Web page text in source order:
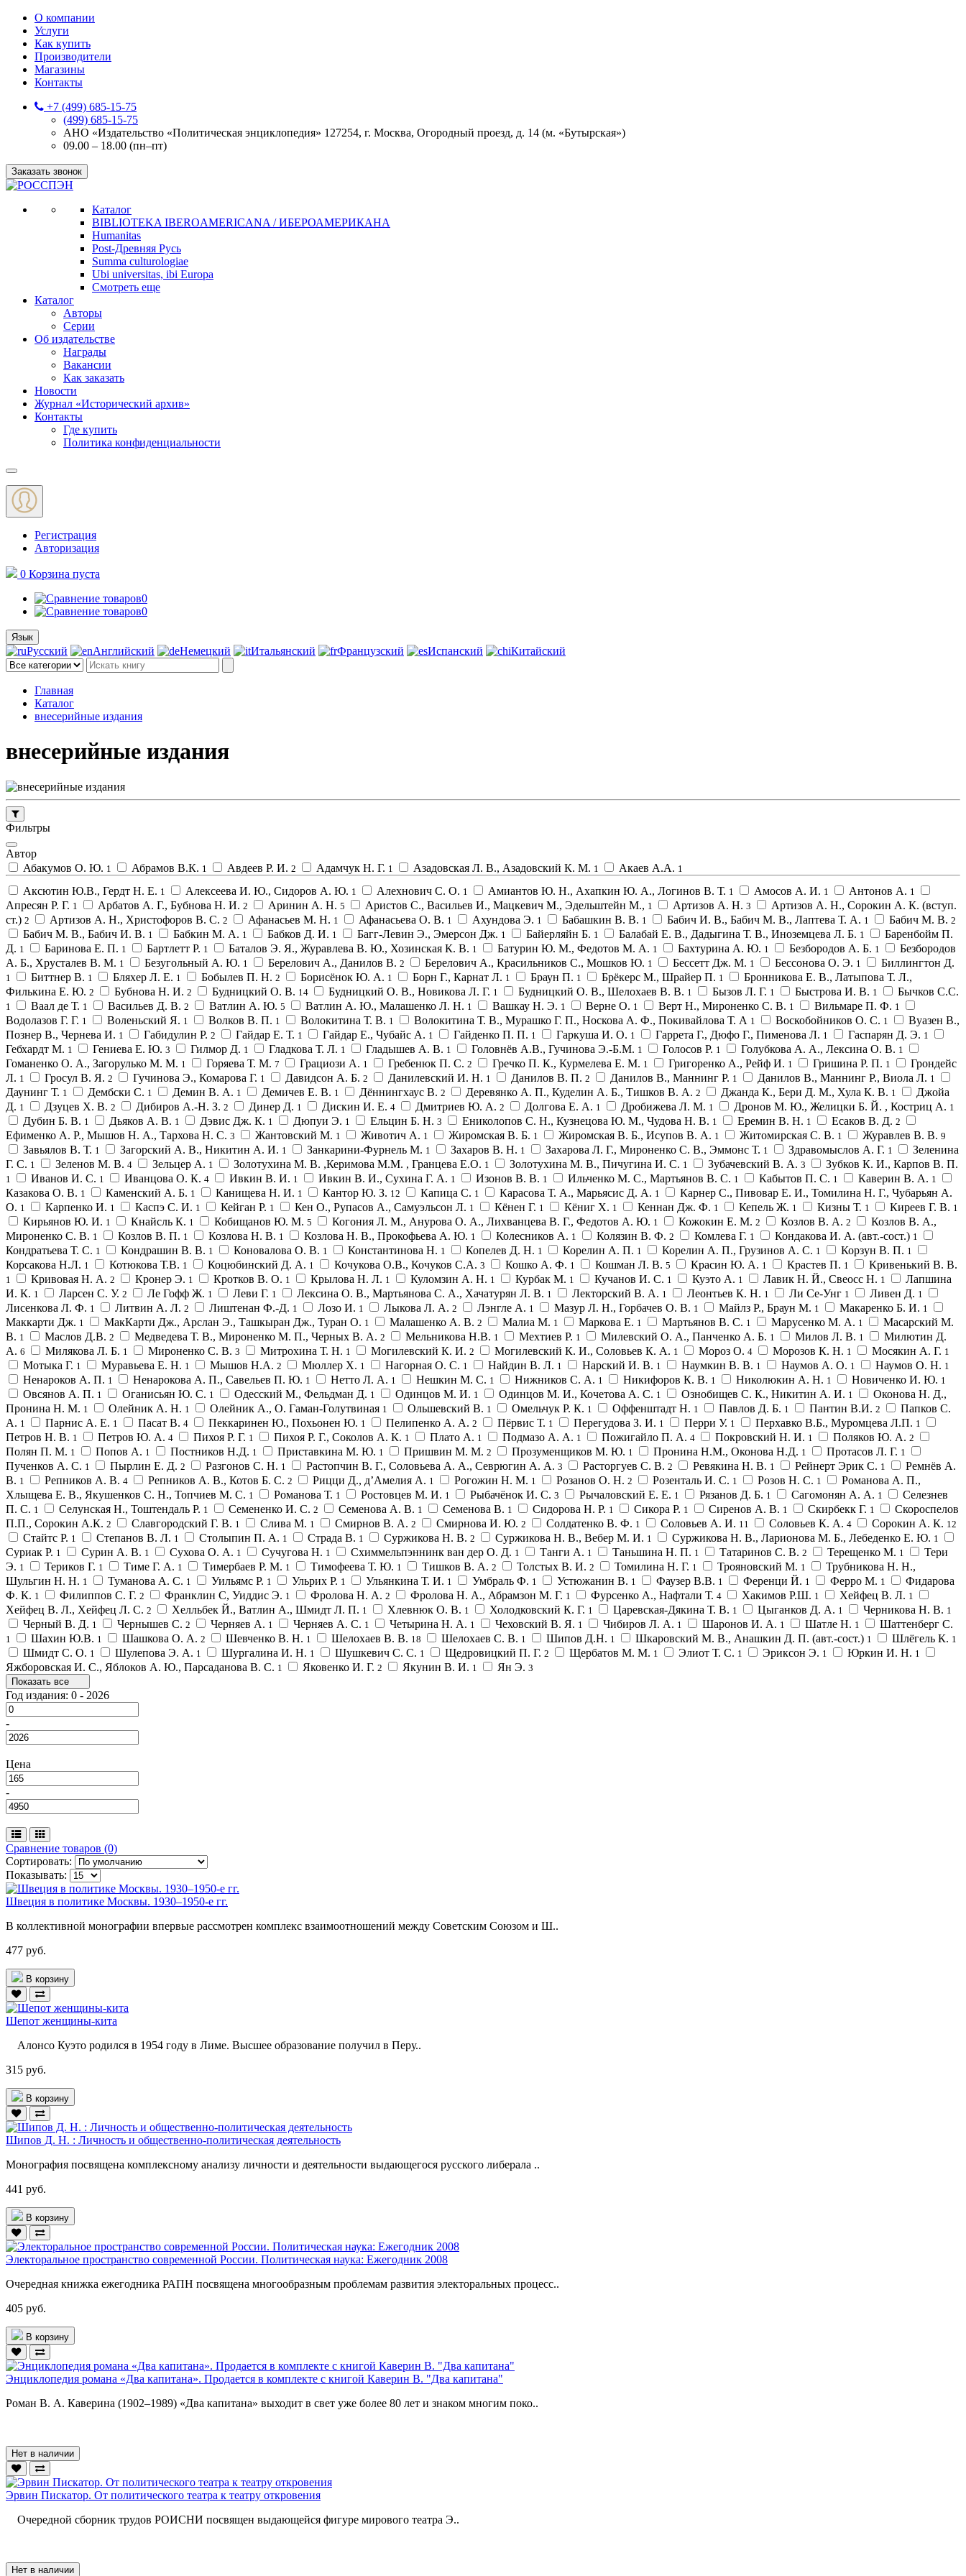
О компании
Услуги
Как купить
Производители
Магазины
Контакты
+7 (499) 685-15-75
(499) 685-15-75
АНО «Издательство «Политическая энциклопедия» 127254, г. Москва, Огородный проезд, д. 14 (м. «Бутырская»)
09.00 – 18.00 (пн–пт)
Заказать звонок
Каталог
BIBLIOTEKA IBEROAMERICANA / ИБЕРОАМЕРИКАНА
Humanitas
Post-Древняя Русь
Summa culturologiae
Ubi universitas, ibi Europa
Смотреть еще
Каталог
Авторы
Серии
Об издательстве
Награды
Вакансии
Как заказать
Новости
Журнал «Исторический архив»‎
Контакты
Где купить
Политика конфиденциальности
Меню
Регистрация
Авторизация
0 Корзина пуста
0
0
Язык
Русский Английский Немецкий Итальянский Французский Испанский Китайский
Главная
Каталог
внесерийные издания
внесерийные издания
Фильтры
Автор
Абакумов О. Ю. 1 Абрамов В.К. 1 Авдеев Р. И. 2 Адамчук Н. Г. 1 Азадовская Л. В., Азадовский К. М. 1 Акаев А.А. 1
Аксютин Ю.В., Гердт Н. Е. 1 Алексеева И. Ю., Сидоров А. Ю. 1 Алехнович С. О. 1 Амиантов Ю. Н., Ахапкин Ю. А., Логинов В. Т. 1 Амосов А. И. 1 Антонов А. 1
Апресян Р. Г. 1 Арбатов А. Г., Бубнова Н. И. 2 Аринин А. Н. 5 Аристов С., Васильев И., Мацкевич М., Эдельштейн М., 1 Артизов А. Н. 3
Артизов А. Н., Сорокин А. К. (вступ.
ст.) 2 Артизов А. Н., Христофоров В. С. 2 Афанасьев М. Н. 1 Афанасьева О. В. 1 Ахундова Э. 1 Бабашкин В. В. 1 Бабич И. В., Бабич М. В., Лаптева Т. А. 1 Бабич М. В. 2
Бабич М. В., Бабич И. В. 1 Бабкин М. А. 1 Бабков Д. И. 1 Багг-Левин Э., Эмерсон Дж. 1 Байерляйн Б. 1 Балабай Е. В., Дадыгина Т. В., Иноземцева Л. Б. 1
Баренбойм П.
Д. 1 Баринова Е. П. 1 Бартлетт Р. 1 Баталов Э. Я., Журавлева В. Ю., Хозинская К. В. 1 Батурин Ю. М., Федотов М. А. 1 Бахтурина А. Ю. 1 Безбородов А. Б. 1
Безбородов
А. Б., Хрусталев В. М. 1 Безугольный А. Ю. 1 Берелович А., Данилов В. 2 Берелович А., Красильников С., Мошков Ю. 1 Бессетт Дж. М. 1 Бессонова О. Э. 1 Биллингтон Д.
1 Биттнер В. 1 Бляхер Л. Е. 1 Бобылев П. Н. 2 Борисёнок Ю. А. 1 Борн Г., Карнат Л. 1 Браун П. 1 Брёкерс М., Шрайер П. 1
Бронникова Е. В., Латыпова Т. Л.,
Филькина Е. Ю. 2 Бубнова Н. И. 2 Будницкий О. В. 14 Будницкий О. В., Новикова Л. Г. 1 Будницкий О. В., Шелохаев В. В. 1 Бызов Л. Г. 1 Быстрова И. В. 1 Бычков С.С.
1 Ваал де Т. 1 Васильев Д. В. 2 Ватлин А. Ю. 5 Ватлин А. Ю., Малашенко Л. Н. 1 Вашкау Н. Э. 1 Верне О. 1 Верт Н., Мироненко С. В. 1 Вильмаре П. Ф. 1
Водолазов Г. Г. 1 Воленьский Я. 1 Волков В. П. 1 Волокитина Т. В. 1 Волокитина Т. В., Мурашко Г. П., Носкова А. Ф., Покивайлова Т. А 1 Воскобойников О. С. 1
Вуазен В.,
Познер В., Чернева И. 1 Габидулин Р. 2 Гайдар Е. Т. 1 Гайдар Е., Чубайс А. 1 Гайденко П. П. 1 Гаркуша И. О. 1 Гаррета Г., Дюфо Г., Пименова Л. 1 Гаспарян Д. Э. 1
Гебхардт М. 1 Гениева Е. Ю. 3 Гилмор Д. 1 Гладкова Т. Л. 1 Гладышев А. В. 1 Головнёв А.В., Гучинова Э.-Б.М. 1 Голосов Р. 1 Голубкова А. А., Лексина О. В. 1
Гоманенко О. А., Загорулько М. М. 1 Горяева Т. М. 7 Грациози А. 1 Гребенюк П. C. 2 Гречко П. К., Курмелева Е. М. 1 Григоренко А., Рейф И. 1 Гришина Р. П. 1
Грондейс
Л. 1 Гросул В. Я. 2 Гучинова Э., Комарова Г. 1 Давидсон А. Б. 2 Данилевский И. Н. 1 Данилов В. П. 2 Данилов В., Маннинг Р. 1 Данилов В., Маннинг Р., Виола Л. 1
Даунинг Т. 1 Дембски С. 1 Демин В. А. 1 Демичев Е. В. 1 Дённингхаус В. 2 Деревянко А. П., Куделин А. Б., Тишков В. А. 2 Джанда К., Бери Д. М., Хула К. В. 1
Джойа
Д. 1 Дзуцев X. В. 2 Дибиров А.-Н. З. 2 Динер Д. 1 Дискин И. Е. 4 Дмитриев Ю. А. 2 Долгова Е. А. 1 Дробижева Л. М. 1 Дронов М. Ю., Желицки Б. Й. , Костриц А. 1
Дубин Б. В. 1 Дьяков А. В. 1 Дэвис Дж. К. 1 Дюпуи Э. 1 Ельцин Б. Н. 3 Ениколопов С. Н., Кузнецова Ю. М., Чудова Н. В. 1 Еремин В. Н. 1 Есаков В. Д. 2
Ефименко А. Р., Мышов Н. А., Тархова Н. С. 3 Жантовский М. 1 Животич А. 1 Жиромская В. Б. 1 Жиромская В. Б., Исупов В. А. 1 Житомирская С. В. 1 Журавлев В. В. 9
Завьялов В. Т. 1 Загорский А. В., Никитин А. И. 1 Занкарини-Фурнель М. 1 Захаров В. Н. 1 Захарова Л. Г., Мироненко С. В., Эммонс Т. 1 Здравомыслов А. Г. 1
Зеленина
Г. С. 1 Зеленов М. В. 4 Зельцер А. 1 Золотухина М. В. ,Керимова М.М. , Гранцева Е.О. 1 Золотухина М. В., Пичугина И. С. 1 Зубачевский В. А. 3 Зубков К. И., Карпов В. П.
1 Иванов И. С. 1 Иванцова О. К. 4 Ивкин В. И. 1 Ивкин В. И., Сухина Г. А. 1 Изонов В. В. 1 Ильченко М. С., Мартьянов В. С. 1 Кабытов П. С. 1 Каверин В. А. 1
Казакова О. В. 1 Каменский А. Б. 1 Канищева Н. И. 1 Кантор Ю. З. 12 Капица С. 1 Карасова Т. А., Марьясис Д. А. 1
Карнер С., Пивовар Е. И., Томилина Н. Г., Чубарьян А.
О. 1 Карпенко И. 1 Каспэ С. И. 1 Кейган Р. 1 Кен О., Рупасов А., Самуэльсон Л. 1 Кёнен Г. 1 Кёниг Х. 1 Кеннан Дж. Ф. 1 Кепель Ж. 1 Кизны Т. 1 Киреев Г. В. 1
Кирьянов Ю. И. 1 Кнайсль К. 1 Кобищанов Ю. М. 5 Когония Л. М., Анурова О. А., Лихванцева В. Г., Федотов А. Ю. 1 Кожокин Е. М. 2 Козлов В. А. 2
Козлов В. А.,
Мироненко С. В. 1 Козлов В. П. 1 Козлова Н. В. 1 Козлова Н. В., Прокофьева А. Ю. 1 Колесников А. 1 Колязин В. Ф. 2 Комлева Г. 1 Кондакова И. А. (авт.-сост.) 1
Кондратьева Т. С. 1 Кондрашин В. В. 1 Коновалова О. В. 1 Константинова Н. 1 Копелев Д. Н. 1 Корелин А. П. 1 Корелин А. П., Грузинов А. С. 1 Корзун В. П. 1
Корсакова Н.Л. 1 Котюкова Т.В. 1 Коцюбинский Д. А. 1 Кочукова О.В., Кочуков С.А. 3 Кошко А. Ф. 1 Кошман Л. В. 5 Красин Ю. А. 1 Крастев П. 1 Кривенький В. В.
1 Кривовая Н. А. 2 Кронер Э. 1 Кротков В. О. 1 Крылова Н. Л. 1 Куломзин А. Н. 1 Курбак М. 1 Кучанов И. С. 1 Куэто А. 1 Лавик Н. Й., Свеосс Н. 1
Лапшина
И. К. 1 Ларсен С. У. 2 Ле Гофф Ж. 1 Леви Г. 1 Лексина О. В., Мартьянова С. А., Ха­чатурян Л. В. 1 Лекторский В. А. 1 Леонтьев К. Н. 1 Ли Се-Унг 1 Ливен Д. 1
Лисенкова Л. Ф. 1 Литвин А. Л. 2 Лиштенан Ф.-Д. 1 Лозо И. 1 Лыкова Л. А. 2 Лэнгле А. 1 Мазур Л. Н., Горбачев О. В. 1 Майлз Р., Браун М. 1 Макаренко Б. И. 1
Маккарти Дж. 1 МакКарти Дж., Арслан Э., Ташкыран Дж., Туран О. 1 Малашенко А. В. 2 Малиа М. 1 Маркова Е. 1 Мартьянов В. С. 1 Марусенко М. А. 1
Масарский М.
В. 1 Маслов Д.В. 2 Медведева Т. В., Мироненко М. П., Черных В. А. 2 Мельникова Н.В. 1 Мехтиев Р. 1 Милевский О. А., Панченко А. Б. 1 Милов Л. В. 1
Милютин Д.
А. 6 Милякова Л. Б. 1 Мироненко С. В. 3 Митрохина Т. Н. 1 Могилевский К. И. 2 Могилевский К. И., Соловьев К. А. 1 Мороз О. 4 Морозов К. Н. 1 Мосякин А. Г. 1
Мотыка Г. 1 Муравьева Е. Н. 1 Мышов Н.А. 2 Мюллер Х. 1 Нагорная О. С. 1 Найдин В. Л. 1 Нарский И. В. 1 Наумкин В. В. 1 Наумов А. О. 1 Наумов О. Н. 1
Ненароков А. П. 1 Ненарокова А. П., Савельев П. Ю. 1 Нетто Л. А. 1 Нешкин М. С. 1 Нижников С. А. 1 Никифоров К. В. 1 Николюкин А. Н. 1 Новиченко И. Ю. 1
Овсянов А. П. 1 Оганисьян Ю. С. 1 Одесский М., Фельдман Д. 1 Одинцов М. И. 1 Одинцов М. И., Кочетова А. С. 1 Ознобищев С. К., Никитин А. И. 1
Оконова Н. Д.,
Пронина Н. М. 1 Олейник А. Н. 1 Олейник А., О. Гаман-Голутвиная 1 Ольшевский В. 1 Омельчук Р. К. 1 Оффенштадт Н. 1 Павлов Д. Б. 1 Пантин В.И. 2
Папков С.
А. 1 Парнис А. Е. 1 Пасат В. 4 Пеккаринен Ю., Похьонен Ю. 1 Пелипенко А. А. 2 Пёрвис Т. 1 Перегудова З. И. 1 Перри У. 1 Перхавко В.Б., Муромцева Л.П. 1
Петров Н. В. 1 Петров Ю. А. 4 Пихоя Р. Г. 1 Пихоя Р. Г., Соколов А. К. 1 Плато А. 1 Подмазо А. А. 1 Пожигайло П. А. 4 Покровский Н. И. 1 Поляков Ю. А. 2
Полян П. М. 1 Попов А. 1 Постников Н.Д. 1 Приставкина М. Ю. 1 Пришвин М. М. 2 Прозуменщиков М. Ю. 1 Пронина Н.М., Оконова Н.Д. 1 Протасов Л. Г. 1
Пученков А. С. 1 Пырлин Е. Д. 2 Разгонов С. Н. 1 Растопчин В. Г., Соловьева А. А., Севрюгин А. А. 3 Расторгуев С. В. 2 Ревякина Н. В. 1 Рейнерт Эрик С. 1
Ремнёв А.
В. 1 Репников А. В. 4 Репников А. В., Котов Б. С. 2 Рицци Д., д’Амелия А. 1 Рогожин Н. М. 1 Розанов О. Н. 2 Розенталь И. С. 1 Розов Н. С. 1
Романова А. П.,
Хлыщева Е. В., Якушенков С. Н., Топчиев М. С. 1 Романова Т. 1 Ростовцев М. И. 1 Рыбачёнок И. С. 3 Рычаловский Е. Е. 1 Рязанов Д. Б. 1 Сагомонян А. А. 1
Селезнев
П. С. 1 Селунская Н., Тоштендаль Р. 1 Семененко И. С. 2 Семенова А. В. 1 Семенова В. 1 Сидорова Н. Р. 1 Сикора Р. 1 Сиренов А. В. 1 Скирбекк Г. 1
Скороспелов
П.П., Сорокин А.К. 2 Славгородский Г. В. 1 Слива М. 1 Смирнов В. А. 2 Смирнова И. Ю. 2 Солдатенко В. Ф. 1 Соловьев А. И. 11 Соловьев К. А. 4 Сорокин А. К. 12
Стайтс Р. 1 Степанов В. Л. 1 Столыпин П. А. 1 Страда В. 1 Суржикова Н. В. 2 Суржикова Н. В., Вебер М. И. 1 Суржикова Н. В., Ларионова М. Б., Лебеденко Е. Ю. 1
Суриак Р. 1 Сурин А. В. 1 Сухова О. А. 1 Сучугова Н. 1 Схиммельпэннинк ван дер О. Д. 1 Танги А. 1 Таньшина Н. П. 1 Татаринов С. В. 2 Терещенко М. 1
Тери
Э. 1 Териков Г. 1 Тиме Г. А. 1 Тимербаев Р. М. 1 Тимофеева Т. Ю. 1 Тишков В. А. 2 Толстых В. И. 2 Томилина Н. Г. 1 Трояновский М. 1
Трубникова Н. Н.,
Шульгин Н. Н. 1 Туманова А. С. 1 Уильямс Р. 1 Ульрих Р. 1 Ульянкина Т. И. 1 Умбраль Ф. 1 Устюжанин В. 1 Фаузер В.В. 1 Ференци Й. 1 Ферро М. 1
Фидарова
Ф. К. 1 Филиппов С. Г. 2 Франклин С, Уиддис Э. 1 Фролова Н. А. 2 Фролова Н. А., Абрамзон М. Г. 1 Фурсенко А., Нафтали Т. 4 Хакимов Р.Ш. 1 Хейфец В. Л. 1
Хейфец В. Л., Хейфец Л. С. 2 Хелльбек Й., Ватлин А., Шмидт Л. П. 1 Хлевнюк О. В. 1 Холодковский К. Г. 1 Царевская-Дякина Т. В. 1 Цыганков Д. А. 1 Черникова Н. В. 1
Черный В. Д. 1 Чернышев С. 2 Черняев А. 1 Черняев А. С. 1 Четырина Н. А. 1 Чеховский В. Я. 1 Чибиров Л. А. 1 Шаронов И. А. 1 Шатле Н. 1 Шаттенберг С.
1 Шахин Ю.В. 1 Шашкова О. А. 2 Шевченко В. Н. 1 Шелохаев В. В. 18 Шелохаев С. В. 1 Шипов Д.Н. 1 Шкаровский М. В., Анашкин Д. П. (авт.-сост.) 1 Шлёгель К. 1
Шмидт С. О. 1 Шулепова Э. А. 1 Шургалина И. Н. 1 Шушкевич С. С. 1 Щедровицкий П. Г. 2 Щербатов М. М. 1 Элиот Т. С. 1 Эриксон Э. 1 Юркин И. Н. 1
Яжборовская И. С., Яблоков А. Ю., Парсаданова В. С. 1 Яковенко И. Г. 2 Якунин В. И. 1 Ян Э. 3
Показать все
Год издания: 0 - 2026
-
Цена
-
Сравнение товаров (0)
Сортировать:
Показывать:
Швеция в политике Москвы. 1930–1950-е гг.
В коллективной монографии впервые рассмотрен комплекс взаимоотношений между Советским Союзом и Ш..
477 руб.
В корзину
Шепот женщины-кита
Алонсо Куэто родился в 1954 году в Лиме. Высшее образование получил в Перу..
315 руб.
В корзину
Шипов Д. Н. : Личность и общественно-политическая деятельность
Монография посвящена комплексному анализу личности и деятельности выдающегося русского либерала ..
441 руб.
В корзину
Электоральное пространство современной России. Политическая наука: Ежегодник 2008
Очередная книжка ежегодника РАПН посвящена многообразным проблемам развития электоральных процесс..
405 руб.
В корзину
Энциклопедия романа «Два капитана». Продается в комплекте с книгой Каверин В. "Два капитана"
Роман В. А. Каверина (1902–1989) «Два капитана» выходит в свет уже более 80 лет и знаком многим поко..
Нет в наличии
Эрвин Пискатор. От политического театра к театру откровения
Очередной сборник трудов РОИСНИ посвящен выдающейся фигуре мирового театра Э..
Нет в наличии